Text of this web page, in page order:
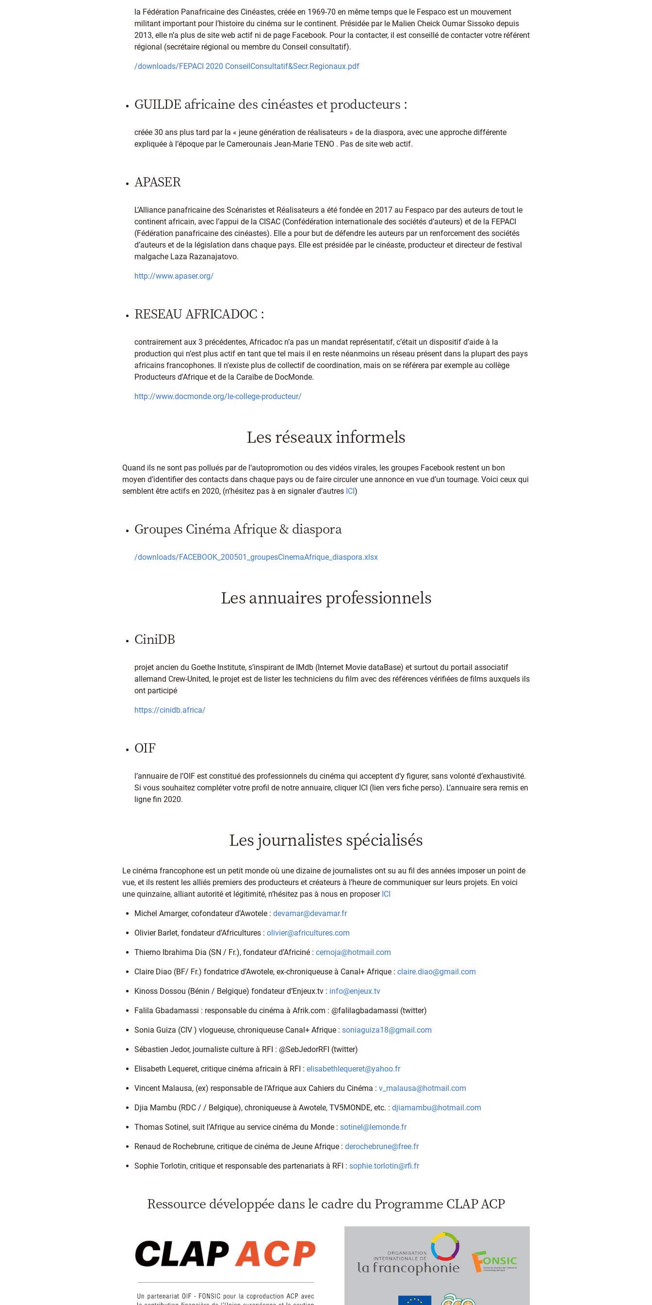
la Fédération Panafricaine des Cinéastes, créée en 1969-70 en même temps que le Fespaco est un mouvement
militant important pour l’histoire du cinéma sur le continent. Présidée par le Malien Cheick Oumar Sissoko depuis
2013, elle n’a plus de site web actif ni de page Facebook. Pour la contacter, il est conseillé de contacter votre référent
régional (secrétaire régional ou membre du Conseil consultatif).
/downloads/FEPACI 2020 ConseilConsultatif&Secr.Regionaux.pdf
GUILDE africaine des cinéastes et producteurs :
créée 30 ans plus tard par la « jeune génération de réalisateurs » de la diaspora, avec une approche différente
expliquée à l’époque par le Camerounais Jean-Marie TENO . Pas de site web actif.
APASER
L’Alliance panafricaine des Scénaristes et Réalisateurs a été fondée en 2017 au Fespaco par des auteurs de tout le
continent africain, avec l’appui de la CISAC (Confédération internationale des sociétés d’auteurs) et de la FEPACI
(Fédération panafricaine des cinéastes). Elle a pour but de défendre les auteurs par un renforcement des sociétés
d’auteurs et de la législation dans chaque pays. Elle est présidée par le cinéaste, producteur et directeur de festival
malgache Laza Razanajatovo.
http://www.apaser.org/
RESEAU AFRICADOC :
contrairement aux 3 précédentes, Africadoc n’a pas un mandat représentatif, c’était un dispositif d’aide à la
production qui n’est plus actif en tant que tel mais il en reste néanmoins un réseau présent dans la plupart des pays
africains francophones. Il n'existe plus de collectif de coordination, mais on se référera par exemple au collège
Producteurs d'Afrique et de la Caraïbe de DocMonde.
http://www.docmonde.org/le-college-producteur/
Les réseaux informels
Quand ils ne sont pas pollués par de l’autopromotion ou des vidéos virales, les groupes Facebook restent un bon
moyen d’identifier des contacts dans chaque pays ou de faire circuler une annonce en vue d’un tournage. Voici ceux qui
semblent être actifs en 2020, (n’hésitez pas à en signaler d’autres ICI)
Groupes Cinéma Afrique & diaspora
/downloads/FACEBOOK_200501_groupesCinemaAfrique_diaspora.xlsx
Les annuaires professionnels
CiniDB
projet ancien du Goethe Institute, s’inspirant de IMdb (Internet Movie dataBase) et surtout du portail associatif
allemand Crew-United, le projet est de lister les techniciens du film avec des références vérifiées de films auxquels ils
ont participé
https://cinidb.africa/
OIF
l’annuaire de l’OIF est constitué des professionnels du cinéma qui acceptent d’y figurer, sans volonté d’exhaustivité.
Si vous souhaitez compléter votre profil de notre annuaire, cliquer ICI (lien vers fiche perso). L’annuaire sera remis en
ligne fin 2020.
Les journalistes spécialisés
Le cinéma francophone est un petit monde où une dizaine de journalistes ont su au fil des années imposer un point de
vue, et ils restent les alliés premiers des producteurs et créateurs à l’heure de communiquer sur leurs projets. En voici
une quinzaine, alliant autorité et légitimité, n’hésitez pas à nous en proposer ICI
Michel Amarger, cofondateur d’Awotele : devamar@devamar.fr
Olivier Barlet, fondateur d’Africultures : olivier@africultures.com
Thierno Ibrahima Dia (SN / Fr.), fondateur d’Africiné : cernoja@hotmail.com
Claire Diao (BF/ Fr.) fondatrice d’Awotele, ex-chroniqueuse à Canal+ Afrique : claire.diao@gmail.com
Kinoss Dossou (Bénin / Belgique) fondateur d’Enjeux.tv : info@enjeux.tv
Falila Gbadamassi : responsable du cinéma à Afrik.com : @falilagbadamassi (twitter)
Sonia Guiza (CIV ) vlogueuse, chroniqueuse Canal+ Afrique : soniaguiza18@gmail.com
Sébastien Jedor, journaliste culture à RFI : @SebJedorRFI (twitter)
Elisabeth Lequeret, critique cinéma africain à RFI : elisabethlequeret@yahoo.fr
Vincent Malausa, (ex) responsable de l’Afrique aux Cahiers du Cinéma : v_malausa@hotmail.com
Djia Mambu (RDC / / Belgique), chroniqueuse à Awotele, TV5MONDE, etc. : djiamambu@hotmail.com
Thomas Sotinel, suit l’Afrique au service cinéma du Monde : sotinel@lemonde.fr
Renaud de Rochebrune, critique de cinéma de Jeune Afrique : derochebrune@free.fr
Sophie Torlotin, critique et responsable des partenariats à RFI : sophie.torlotin@rfi.fr
Ressource développée dans le cadre du Programme CLAP ACP